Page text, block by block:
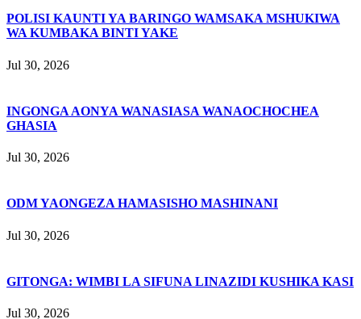
POLISI KAUNTI YA BARINGO WAMSAKA MSHUKIWA
WA KUMBAKA BINTI YAKE
Jul 30, 2026
INGONGA AONYA WANASIASA WANAOCHOCHEA
GHASIA
Jul 30, 2026
ODM YAONGEZA HAMASISHO MASHINANI
Jul 30, 2026
GITONGA: WIMBI LA SIFUNA LINAZIDI KUSHIKA KASI
Jul 30, 2026